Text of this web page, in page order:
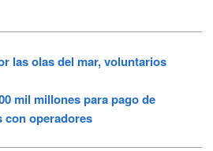
las olas del mar, voluntarios
mil millones para pago de
con operadores